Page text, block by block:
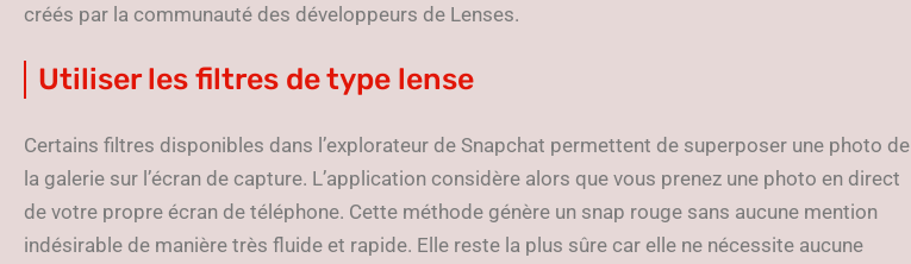
créés par la communauté des développeurs de Lenses.
Utiliser les filtres de type lense
Certains filtres disponibles dans l’explorateur de Snapchat permettent de superposer une photo de
la galerie sur l’écran de capture. L’application considère alors que vous prenez une photo en direct
de votre propre écran de téléphone. Cette méthode génère un snap rouge sans aucune mention
indésirable de manière très fluide et rapide. Elle reste la plus sûre car elle ne nécessite aucune